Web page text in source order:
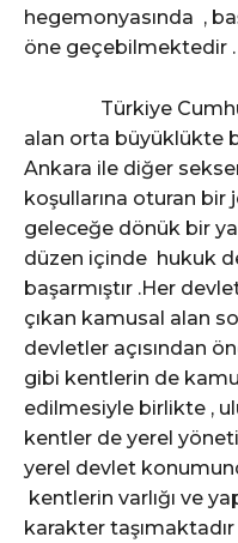
hegemonyasında ,
öne geçebilmektedir .
Türkiye
alan orta büyüklükte
Ankara ile diğer
koşullarına oturan
geleceğe dönük bir
düzen içinde hukuk
başarmıştır .Her
çıkan kamusal alan
devletler açısından
gibi kentlerin de
edilmesiyle birlikte ,
kentler de yerel
yerel devlet
kentlerin varlığı ve
karakter